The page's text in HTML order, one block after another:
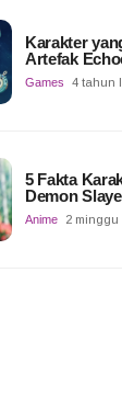
Karakter
Artefak
Games 4 tahun
5 Fakta
Demon
Anime 2 minggu